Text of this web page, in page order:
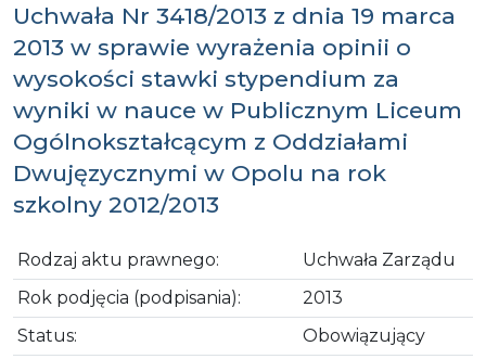
Uchwała Nr 3418/2013 z dnia 19 marca
2013 w sprawie wyrażenia opinii o
wysokości stawki stypendium za
wyniki w nauce w Publicznym Liceum
Ogólnokształcącym z Oddziałami
Dwujęzycznymi w Opolu na rok
szkolny 2012/2013
Rodzaj aktu prawnego:
Uchwała Zarządu
Rok podjęcia (podpisania):
2013
Status:
Obowiązujący